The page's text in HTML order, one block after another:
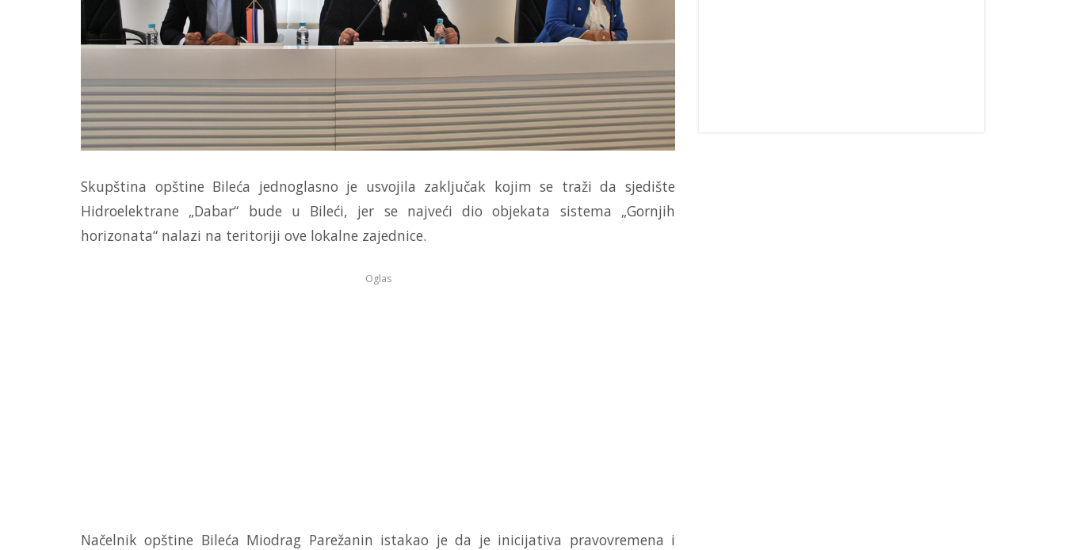
Skupština opštine Bileća jednoglasno je usvojila zaključak kojim se traži da sjedište
Hidroelektrane „Dabar“ bude u Bileći, jer se najveći dio objekata sistema „Gornjih
horizonata“ nalazi na teritoriji ove lokalne zajednice.
Oglas
Načelnik opštine Bileća Miodrag Parežanin istakao je da je inicijativa pravovremena i